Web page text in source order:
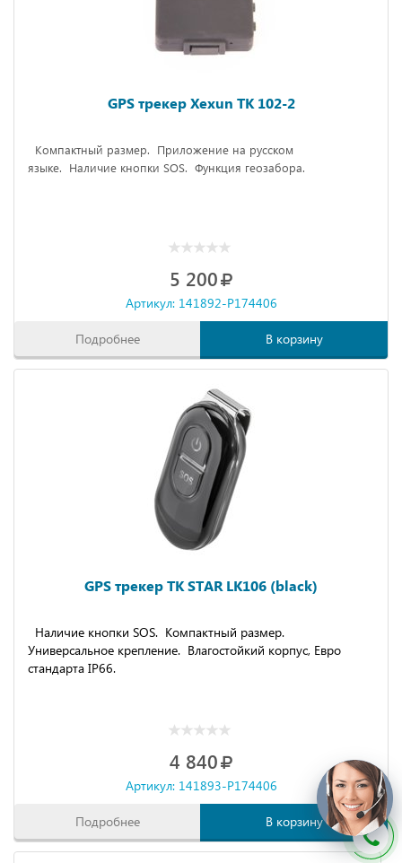
GPS трекер Xexun TK 102-2
Компактный размер. Приложение на русском
языке. Наличие кнопки SOS. Функция геозабора.
5 200
Артикул: 141892-P174406
Подробнее В корзину
GPS трекер TK STAR LK106 (black)
Наличие кнопки SOS. Компактный размер.
Универсальное крепление. Влагостойкий корпус, Евро
стандарта IP66.
4 840
Артикул: 141893-P174406
Подробнее В корзину